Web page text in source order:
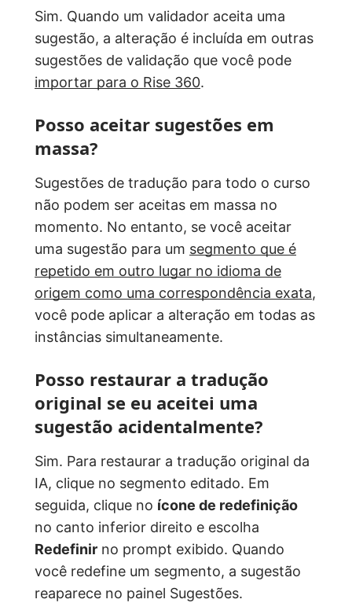
Sim. Quando um validador aceita uma
sugestão, a alteração é incluída em outras
sugestões de validação que você pode
importar para o Rise 360.
Posso aceitar sugestões em
massa?
Sugestões de tradução para todo o curso
não podem ser aceitas em massa no
momento. No entanto, se você aceitar
uma sugestão para um segmento que é
repetido em outro lugar no idioma de
origem como uma correspondência exata,
você pode aplicar a alteração em todas as
instâncias simultaneamente.
Posso restaurar a tradução
original se eu aceitei uma
sugestão acidentalmente?
Sim. Para restaurar a tradução original da
IA, clique no segmento editado. Em
seguida, clique no ícone de redefinição
no canto inferior direito e escolha
Redefinir no prompt exibido. Quando
você redefine um segmento, a sugestão
reaparece no painel Sugestões.